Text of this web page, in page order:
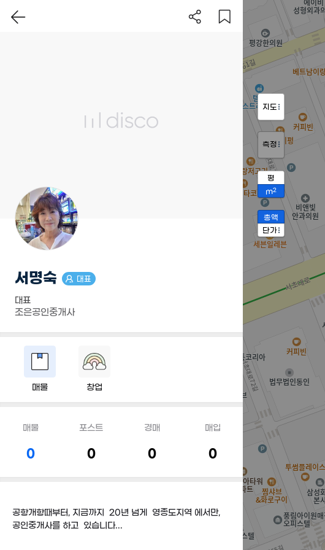
지도
측정
평
m2
총액
단가
서명숙 대표
대표
조은공인중개사
매물 창업
매물
0
포스트
0
경매
0
매입
0
공항개항때부터, 지금까지 20년 넘게 영종도지역 에서만,
공인중개사를 하고 있습니다...